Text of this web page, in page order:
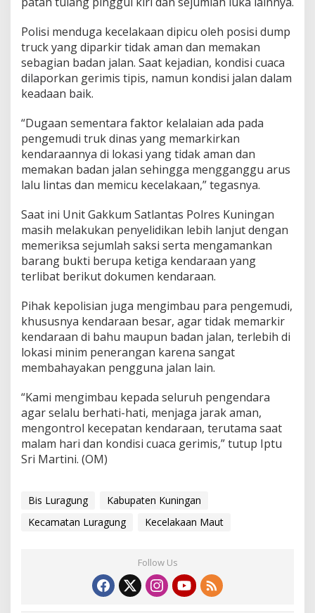
Polisi menduga kecelakaan dipicu oleh posisi dump
truck yang diparkir tidak aman dan memakan
sebagian badan jalan. Saat kejadian, kondisi cuaca
dilaporkan gerimis tipis, namun kondisi jalan dalam
keadaan baik.
“Dugaan sementara faktor kelalaian ada pada
pengemudi truk dinas yang memarkirkan
kendaraannya di lokasi yang tidak aman dan
memakan badan jalan sehingga mengganggu arus
lalu lintas dan memicu kecelakaan,” tegasnya.
Saat ini Unit Gakkum Satlantas Polres Kuningan
masih melakukan penyelidikan lebih lanjut dengan
memeriksa sejumlah saksi serta mengamankan
barang bukti berupa ketiga kendaraan yang
terlibat berikut dokumen kendaraan.
Pihak kepolisian juga mengimbau para pengemudi,
khususnya kendaraan besar, agar tidak memarkir
kendaraan di bahu maupun badan jalan, terlebih di
lokasi minim penerangan karena sangat
membahayakan pengguna jalan lain.
“Kami mengimbau kepada seluruh pengendara
agar selalu berhati-hati, menjaga jarak aman,
mengontrol kecepatan kendaraan, terutama saat
malam hari dan kondisi cuaca gerimis,” tutup Iptu
Sri Martini. (OM)
Bis Luragung
Kabupaten Kuningan
Kecamatan Luragung
Kecelakaan Maut
Follow Us